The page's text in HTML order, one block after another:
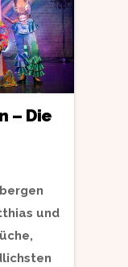
– Die
und